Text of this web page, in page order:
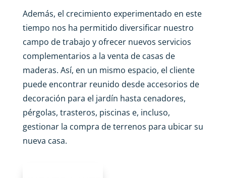
Además, el crecimiento experimentado en este
tiempo nos ha permitido diversificar nuestro
campo de trabajo y ofrecer nuevos servicios
complementarios a la venta de casas de
maderas. Así, en un mismo espacio, el cliente
puede encontrar reunido desde accesorios de
decoración para el jardín hasta cenadores,
pérgolas, trasteros, piscinas e, incluso,
gestionar la compra de terrenos para ubicar su
nueva casa.